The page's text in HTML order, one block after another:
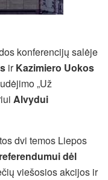
konferencijų salėje
irKazimiero Uokos
„Už
Alvydui
dvi temos Liepos
dėl
viešosios akcijos ir